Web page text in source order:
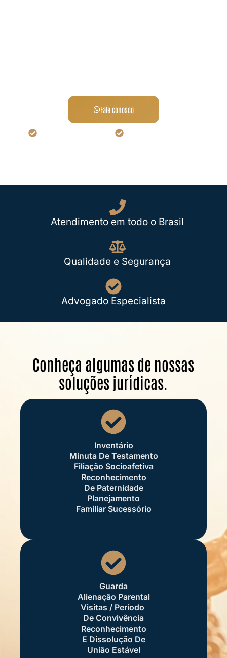
Fale conosco
Atendimento em todo o Brasil
Qualidade e Segurança
Advogado Especialista
Conheça algumas de nossas
soluções jurídicas.
Inventário
Minuta De Testamento
Filiação Socioafetiva
Reconhecimento
De Paternidade
Planejamento
Familiar Sucessório
Guarda
Alienação Parental
Visitas / Período
De Convivência
Reconhecimento
E Dissolução De
União Estável